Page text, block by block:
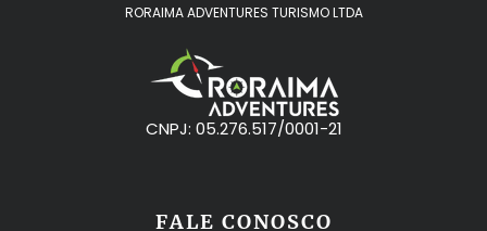
RORAIMA ADVENTURES TURISMO LTDA
CNPJ: 05.276.517/0001-21
FALE CONOSCO